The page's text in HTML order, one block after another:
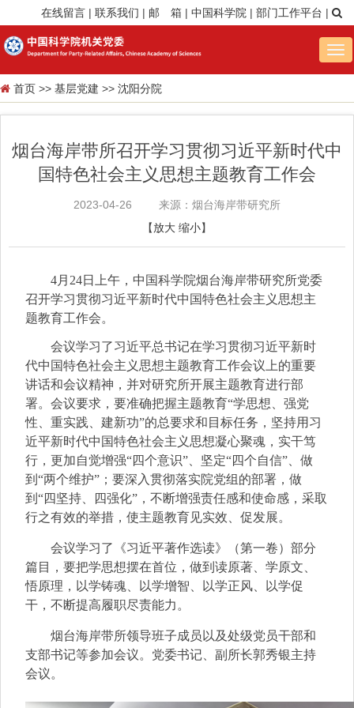
在线留言 | 联系我们 | 邮 箱 | 中国科学院 | 部门工作平台 |
首页 >> 基层党建 >> 沈阳分院
烟台海岸带所召开学习贯彻习近平新时代中
国特色社会主义思想主题教育工作会
2023-04-26
来源：烟台海岸带研究所
【放大 缩小】
4月24日上午，中国科学院烟台海岸带研究所党委
召开学习贯彻习近平新时代中国特色社会主义思想主
题教育工作会。
会议学习了习近平总书记在学习贯彻习近平新时
代中国特色社会主义思想主题教育工作会议上的重要
讲话和会议精神，并对研究所开展主题教育进行部
署。会议要求，要准确把握主题教育“学思想、强党
性、重实践、建新功”的总要求和目标任务，坚持用习
近平新时代中国特色社会主义思想凝心聚魂，实干笃
行，更加自觉增强“四个意识”、坚定“四个自信”、做
到“两个维护”；要深入贯彻落实院党组的部署，做
到“四坚持、四强化”，不断增强责任感和使命感，采取
行之有效的举措，使主题教育见实效、促发展。
会议学习了《习近平著作选读》（第一卷）部分
篇目，要把学思想摆在首位，做到读原著、学原文、
悟原理，以学铸魂、以学增智、以学正风、以学促
干，不断提高履职尽责能力。
烟台海岸带所领导班子成员以及处级党员干部和
支部书记等参加会议。党委书记、副所长郭秀银主持
会议。